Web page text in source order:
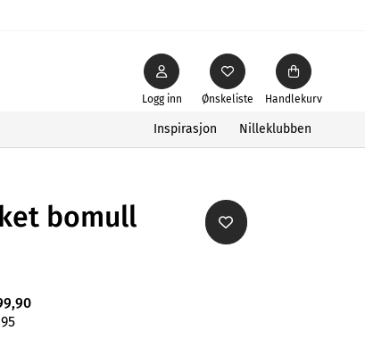
Ønskeliste
Logg inn Handlekurv
Inspirasjon Nilleklubben
bomull